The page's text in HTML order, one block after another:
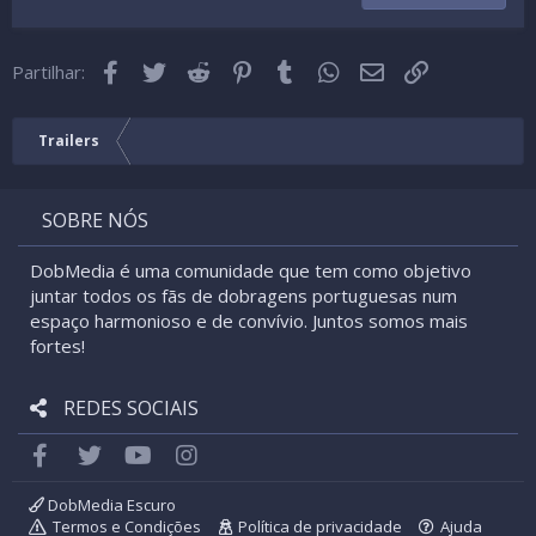
26
Trebuchet MS
Partilhar: Facebook
Twitter Reddit Pinterest
Tumblr WhatsApp
Email
Trailers
SOBRE NÓS
DobMedia é uma comunidade que tem como objetivo
juntar todos os fãs de dobragens portuguesas num
espaço harmonioso e de convívio. Juntos somos mais
fortes!
REDES SOCIAIS
FacebookTwitter youtube
DobMedia Escuro
Termos e Condições
Política de privacidade Ajuda